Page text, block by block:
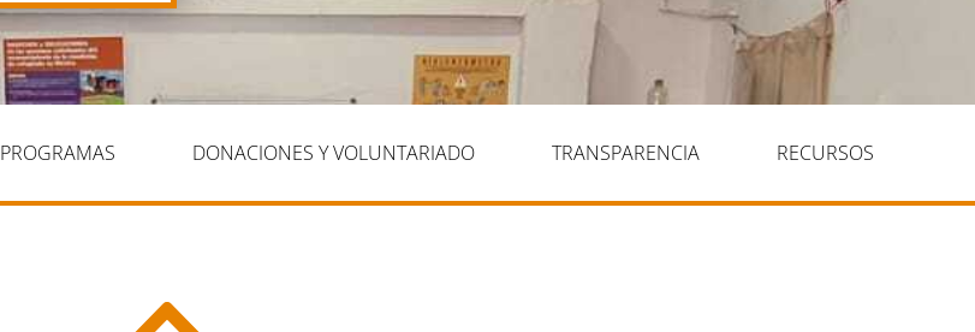
PROGRAMAS DONACIONES Y VOLUNTARIADO TRANSPARENCIA RECURSOS